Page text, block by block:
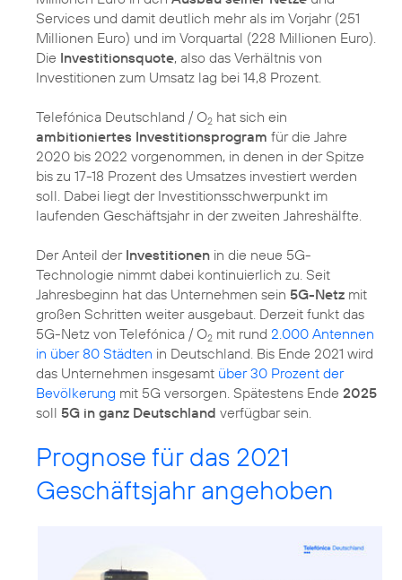
Services und damit deutlich mehr als im Vorjahr (251
Millionen Euro) und im Vorquartal (228 Millionen Euro).
Die Investitionsquote, also das Verhältnis von
Investitionen zum Umsatz lag bei 14,8 Prozent.
Telefónica Deutschland / O2 hat sich ein
ambitioniertes Investitionsprogram für die Jahre
2020 bis 2022 vorgenommen, in denen in der Spitze
bis zu 17-18 Prozent des Umsatzes investiert werden
soll. Dabei liegt der Investitionsschwerpunkt im
laufenden Geschäftsjahr in der zweiten Jahreshälfte.
Der Anteil der Investitionen in die neue 5G-
Technologie nimmt dabei kontinuierlich zu. Seit
Jahresbeginn hat das Unternehmen sein 5G-Netz mit
großen Schritten weiter ausgebaut. Derzeit funkt das
5G-Netz von Telefónica / O2 mit rund 2.000 Antennen
in über 80 Städten in Deutschland. Bis Ende 2021 wird
das Unternehmen insgesamt über 30 Prozent der
Bevölkerung mit 5G versorgen. Spätestens Ende 2025
soll 5G in ganz Deutschland verfügbar sein.
Prognose für das 2021
Geschäftsjahr angehoben